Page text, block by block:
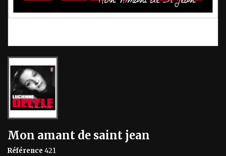
Mon amant de saint jean
Référence 421